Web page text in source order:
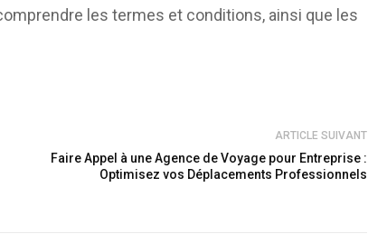
les termes et conditions, ainsi que les
ARTICLE SUIVANT
Faire Appel à une Agence de Voyage pour Entreprise :
Optimisez vos Déplacements Professionnels